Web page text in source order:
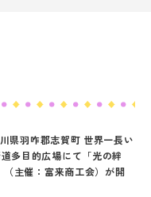
県羽咋郡志賀町 世界一長い
多目的広場にて「光の絆
主催：富来商工会）が開